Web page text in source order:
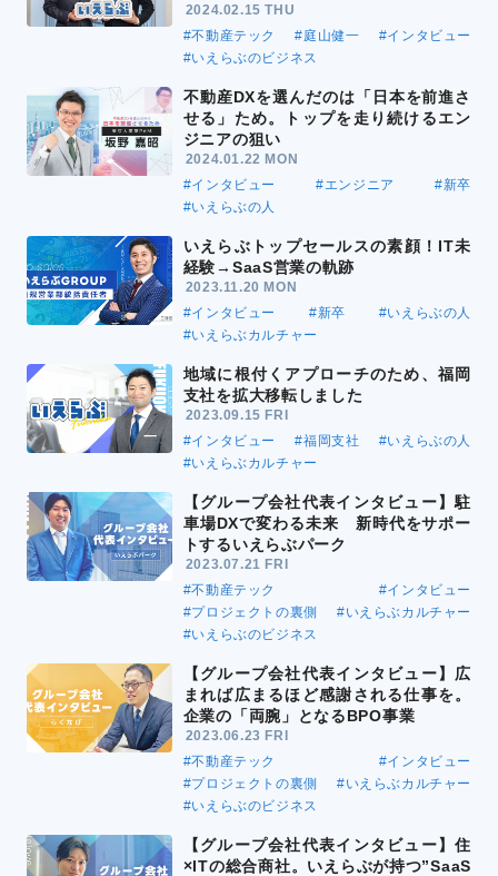
2024.02.15 THU
#不動産テック
#庭山健一
#インタビュー
#いえらぶのビジネス
不動産DXを選んだのは「日本を前進さ
せる」ため。トップを走り続けるエン
ジニアの狙い
2024.01.22 MON
#インタビュー
#エンジニア
#新卒
#いえらぶの人
いえらぶトップセールスの素顔！IT未
経験→SaaS営業の軌跡
2023.11.20 MON
#インタビュー
#新卒
#いえらぶの人
#いえらぶカルチャー
地域に根付くアプローチのため、福岡
支社を拡大移転しました
2023.09.15 FRI
#インタビュー
#福岡支社
#いえらぶの人
#いえらぶカルチャー
【グループ会社代表インタビュー】駐
車場DXで変わる未来 新時代をサポー
トするいえらぶパーク
2023.07.21 FRI
#不動産テック
#インタビュー
#プロジェクトの裏側
#いえらぶカルチャー
#いえらぶのビジネス
【グループ会社代表インタビュー】広
まれば広まるほど感謝される仕事を。
企業の「両腕」となるBPO事業
2023.06.23 FRI
#不動産テック
#インタビュー
#プロジェクトの裏側
#いえらぶカルチャー
#いえらぶのビジネス
【グループ会社代表インタビュー】住
×ITの総合商社。いえらぶが持つ”SaaS